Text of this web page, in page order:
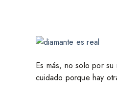
Es más, no solo por
cuidado porque hay